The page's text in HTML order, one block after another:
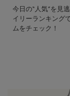
今日の“人気”を見
イリーランキング
ムをチェック！